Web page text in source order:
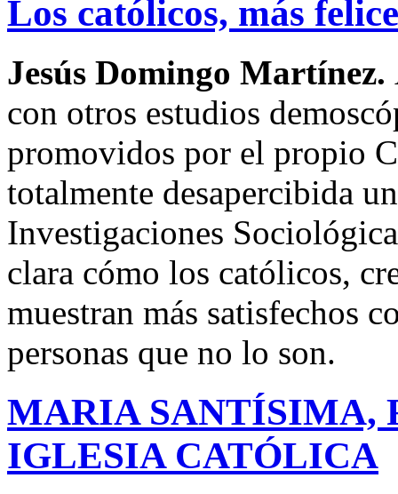
Los católicos, más
Jesús Domingo Martínez.
con otros estudios
promovidos por el propio
totalmente desapercibida
Investigaciones
clara cómo los católicos,
muestran más satisfechos
personas que no lo son.
MARIA SANTÍSIMA,
IGLESIA CATÓLICA